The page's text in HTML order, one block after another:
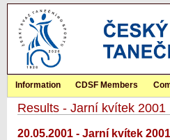
Information CDSF Members
Results - Jarní kvítek 2001
20.05.2001 - Jarní kvítek